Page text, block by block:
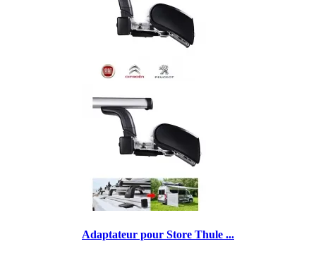
Adaptateur pour Store Thule ...